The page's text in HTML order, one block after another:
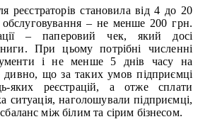
реєстраторів становила від 4 до 20
– не менше 200 грн.
– паперовий чек, який досі
При цьому потрібні численні
і не менше 5 днів часу на
дивно, що за таких умов підприємці
яких реєстрацій, а отже сплати
ситуація, наголошували підприємці,
між білим та сірим бізнесом.